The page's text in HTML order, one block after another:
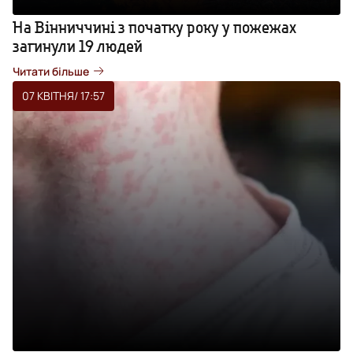
На Вінниччині з початку року у пожежах
загинули 19 людей
Читати більше
07 КВІТНЯ/ 17:57